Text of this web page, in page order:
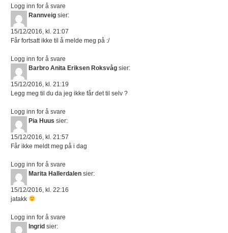
Logg inn for å svare
Rannveig sier:
15/12/2016, kl. 21:07
Får fortsatt ikke til å melde meg på :/
Logg inn for å svare
Barbro Anita Eriksen Roksvåg sier:
15/12/2016, kl. 21:19
Legg meg til du da jeg ikke får det til selv ?
Logg inn for å svare
Pia Huus sier:
15/12/2016, kl. 21:57
Får ikke meldt meg på i dag
Logg inn for å svare
Marita Hallerdalen sier:
15/12/2016, kl. 22:16
jatakk
Logg inn for å svare
Ingrid sier: